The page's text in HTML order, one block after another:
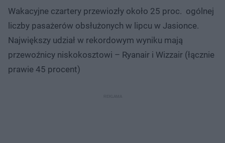
Wakacyjne czartery przewiozły około 25 proc. ogólnej
liczby pasażerów obsłużonych w lipcu w Jasionce.
Największy udział w rekordowym wyniku mają
przewoźnicy niskokosztowi – Ryanair i Wizzair (łącznie
prawie 45 procent)